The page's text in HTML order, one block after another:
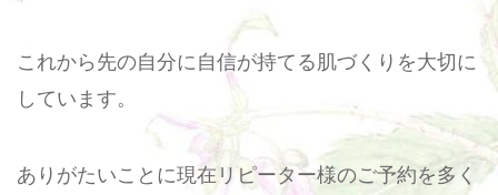
これから先の自分に自信が持てる肌づくりを大切に
しています。
ありがたいことに現在リピーター様のご予約を多く